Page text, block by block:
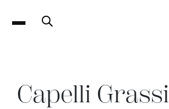
Capelli Grassi